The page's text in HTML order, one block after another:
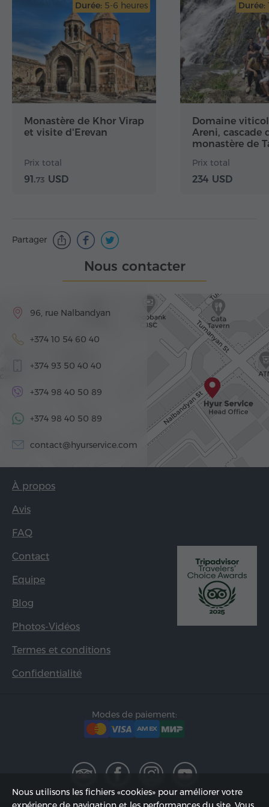
and for choosing such professional and special
Best regards from Italy,
Durée: 5-6 heures
Monastère de Khor Virap
et visite d'Erevan
Prix total
91.73 USD
Durée:
Domaine
Areni, cascade
monastère de
Prix total
234 USD
Partager
Nous contacter
96, rue Nalbandyan
+374 10 54 60 40
+374 93 50 40 40
+374 98 40 50 89
+374 98 40 50 89
contact@hyurservice.com
À propos
Avis
FAQ
Contact
Equipe
Blog
Photos-Vidéos
Termes et conditions
Confidentialité
Modes de paiement:
Nous utilisons les fichiers «cookies» pour améliorer votre